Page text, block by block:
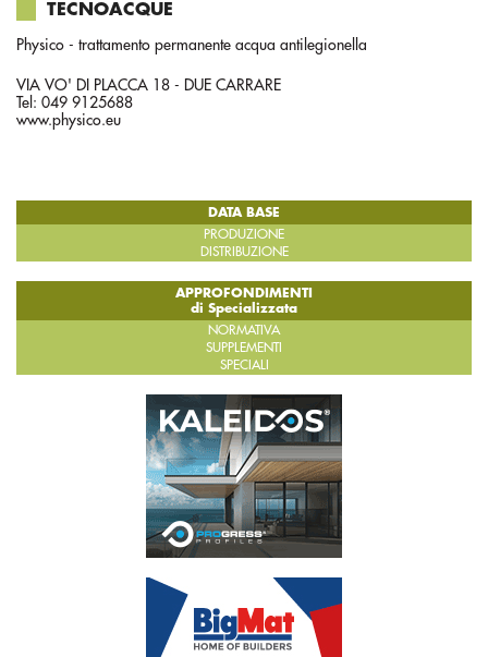
TECNOACQUE
Physico - trattamento permanente acqua antilegionella
VIA VO' DI PLACCA 18 - DUE CARRARE
Tel: 049 9125688
www.physico.eu
DATA BASE
PRODUZIONE
DISTRIBUZIONE
APPROFONDIMENTI
di Specializzata
NORMATIVA
SUPPLEMENTI
SPECIALI